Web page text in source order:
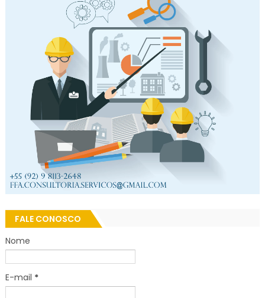
FALE CONOSCO
Nome
E-mail *